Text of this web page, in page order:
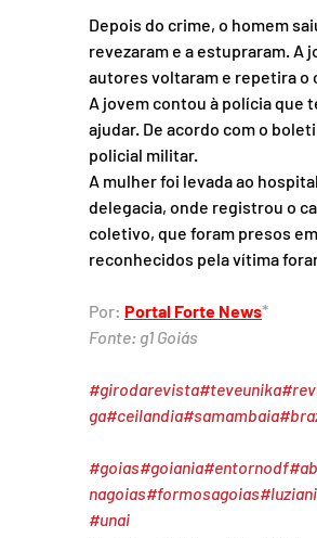
Depois do crime, o homem
revezaram e a estupraram. A
autores voltaram e repetira o
A jovem contou à polícia que
ajudar. De acordo com o
policial militar.
A mulher foi levada ao
delegacia, onde registrou o
coletivo, que foram presos
reconhecidos pela vítima
Por: Portal Forte News*
Fonte: g1 Goiás
#girodarevista#teveunika
ga#ceilandia#samambaia
#goias#goiania#entornodf
nagoias#formosagoias
#unai